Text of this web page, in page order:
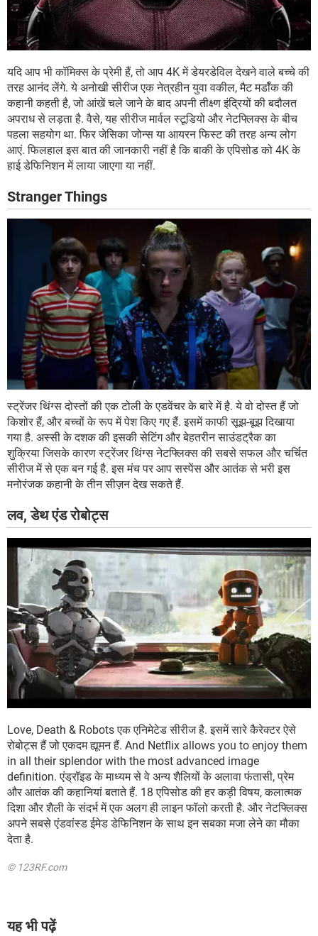
यदि आप भी कॉमिक्स के प्रेमी हैं, तो आप 4K में डेयरडेविल देखने वाले बच्चे की
तरह आनंद लेंगे. ये अनोखी सीरीज एक नेत्रहीन युवा वकील, मैट मर्डॉक की
कहानी कहती है, जो आंखें चले जाने के बाद अपनी तीक्ष्ण इंद्रियों की बदौलत
अपराध से लड़ता है. वैसे, यह सीरीज मार्वल स्टूडियो और नेटफ्लिक्स के बीच
पहला सहयोग था. फिर जेसिका जोन्स या आयरन फिस्ट की तरह अन्य लोग
आएं. फिलहाल इस बात की जानकारी नहीं है कि बाकी के एपिसोड को 4K के
हाई डेफिनिशन में लाया जाएगा या नहीं.
Stranger Things
स्ट्रेंजर थिंग्स दोस्तों की एक टोली के एडवेंचर के बारे में है. ये वो दोस्त हैं जो
किशोर हैं, और बच्चों के रूप में पेश किए गए हैं. इसमें काफी सूझ-बूझ दिखाया
गया है. अस्सी के दशक की इसकी सेटिंग और बेहतरीन साउंडट्रैक का
शुक्रिया जिसके कारण स्ट्रेंजर थिंग्स नेटफ्लिक्स की सबसे सफल और चर्चित
सीरीज में से एक बन गई है. इस मंच पर आप सस्पेंस और आतंक से भरी इस
मनोरंजक कहानी के तीन सीज़न देख सकते हैं.
लव, डेथ एंड रोबोट्स
Love, Death & Robots एक एनिमेटेड सीरीज है. इसमें सारे कैरेक्टर ऐसे
रोबोट्स हैं जो एकदम ह्यूमन हैं. And Netflix allows you to enjoy them
in all their splendor with the most advanced image
definition. एंड्रॉइड के माध्यम से वे अन्य शैलियों के अलावा फंतासी, प्रेम
और आतंक की कहानियां बताते हैं. 18 एपिसोड की हर कड़ी विषय, कलात्मक
दिशा और शैली के संदर्भ में एक अलग ही लाइन फॉलो करती है. और नेटफ्लिक्स
अपने सबसे एंडवांस्ड ईमेड डेफिनिशन के साथ इन सबका मजा लेने का मौका
देता है.
© 123RF.com
यह भी पढ़ें